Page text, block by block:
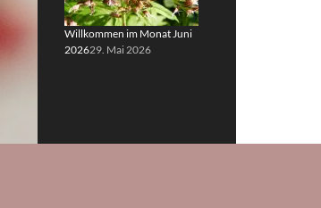
Willkommen im Monat Juni
202629. Mai 2026